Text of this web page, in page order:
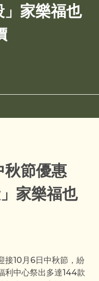
」家樂福也
秋節優惠
家樂福也
接10月6日中秋節，紛
利中心祭出多達144款